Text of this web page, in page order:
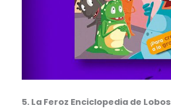
5. La Feroz Enciclopedia de Lobos